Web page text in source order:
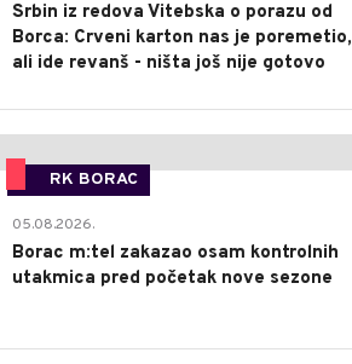
Srbin iz redova Vitebska o porazu od
Borca: Crveni karton nas je poremetio,
ali ide revanš - ništa još nije gotovo
RK BORAC
05.08.2026.
Borac m:tel zakazao osam kontrolnih
utakmica pred početak nove sezone